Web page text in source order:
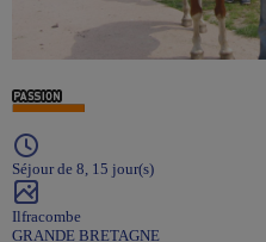
Séjour de 8, 15 jour(s)
Ilfracombe
GRANDE BRETAGNE